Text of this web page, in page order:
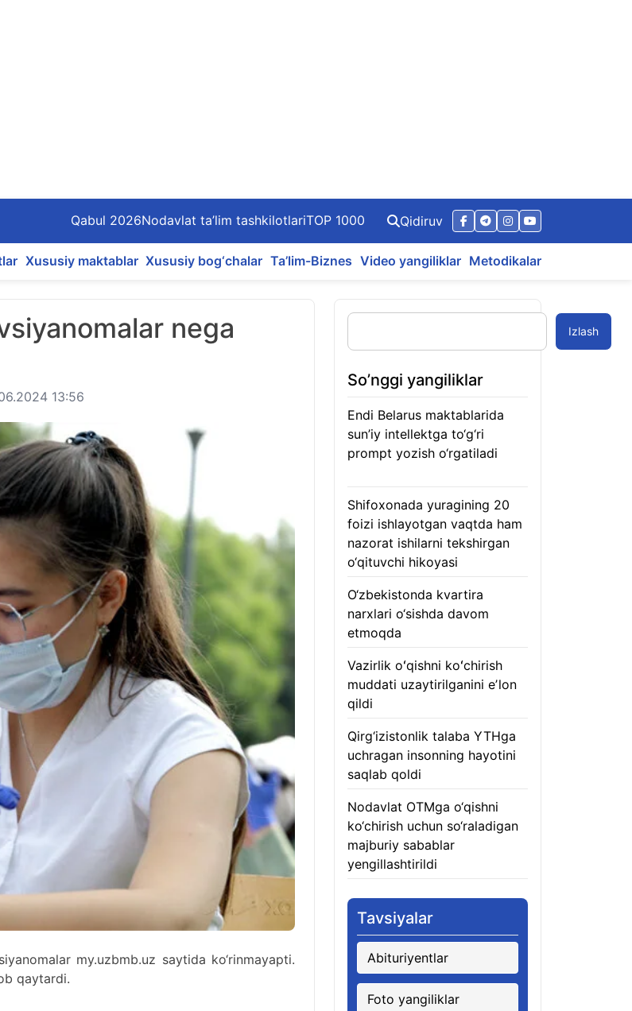
Qabul 2026Nodavlat ta’lim tashkilotlariTOP 1000 Qidiruv
Xususiy maktablar Xususiy bog‘chalar Ta’lim-Biznes Video yangiliklar Metodikalar
nega
13:56
my.uzbmb.uz saytida ko‘rinmayapti.
qaytardi.
Izlash
So’nggi yangiliklar
Endi Belarus maktablarida
sun’iy intellektga to‘g‘ri
prompt yozish o‘rgatiladi
Shifoxonada yuragining 20
foizi ishlayotgan vaqtda ham
nazorat ishilarni tekshirgan
o‘qituvchi hikoyasi
O‘zbekistonda kvartira
narxlari o‘sishda davom
etmoqda
Vazirlik oʻqishni koʻchirish
muddati uzaytirilganini eʼlon
qildi
Qirg‘izistonlik talaba YTHga
uchragan insonning hayotini
saqlab qoldi
Nodavlat OTMga o‘qishni
ko‘chirish uchun so‘raladigan
majburiy sabablar
yengillashtirildi
Tavsiyalar
Abituriyentlar
Foto yangiliklar